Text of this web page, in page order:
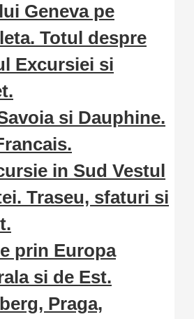
Geneva pe
Totul despre
Excursiei si
si Dauphine.
in Sud Vestul
Traseu, sfaturi si
prin Europa
si de Est.
Praga,